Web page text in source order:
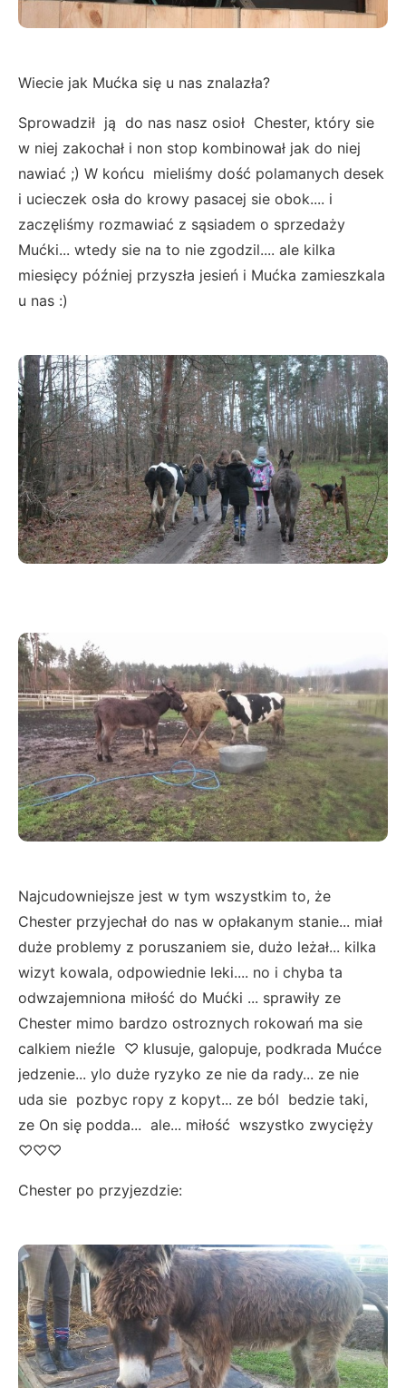
Wiecie jak Mućka się u nas znalazła?
Sprowadził ją do nas nasz osioł Chester, który sie
w niej zakochał i non stop kombinował jak do niej
nawiać ;) W końcu mieliśmy dość polamanych desek
i ucieczek osła do krowy pasacej sie obok.... i
zaczęliśmy rozmawiać z sąsiadem o sprzedaży
Mućki... wtedy sie na to nie zgodzil.... ale kilka
miesięcy później przyszła jesień i Mućka zamieszkala
u nas :)
Najcudowniejsze jest w tym wszystkim to, że
Chester przyjechał do nas w opłakanym stanie... miał
duże problemy z poruszaniem sie, dużo leżał... kilka
wizyt kowala, odpowiednie leki.... no i chyba ta
odwzajemniona miłość do Mućki ... sprawiły ze
Chester mimo bardzo ostroznych rokowań ma sie
calkiem nieźle ♡ klusuje, galopuje, podkrada Mućce
jedzenie... ylo duże ryzyko ze nie da rady... ze nie
uda sie pozbyc ropy z kopyt... ze ból bedzie taki,
ze On się podda... ale... miłość wszystko zwycięży
♡♡♡
Chester po przyjezdzie: